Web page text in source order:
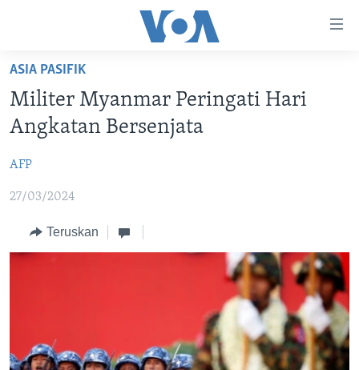
Akses
Lanjut
ke
Konten
Lanjut
ke
Utama
Lanjut
BERANDA
DUNIA
VIDEO
POLYGRAPH
DAFTAR PROGRAM
Learning English
Bahasa-bahasa
ASIA PASIFIK
Militer Myanmar Peringati Hari
Angkatan Bersenjata
AFP
27/03/2024
Teruskan